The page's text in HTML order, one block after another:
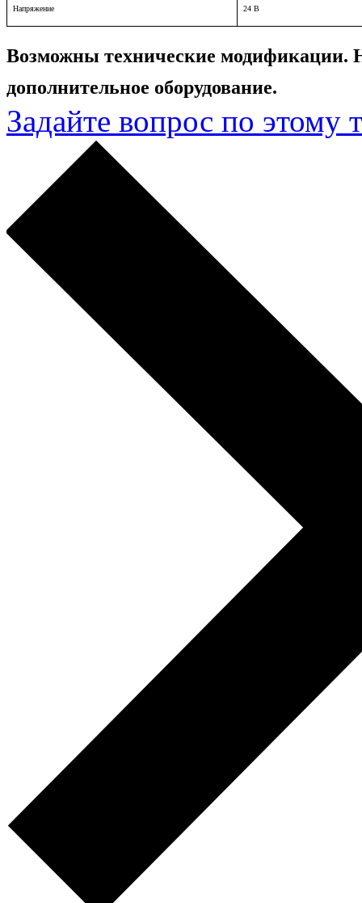
Напряжение 24 В
Возможны технические модификации.
дополнительное оборудование.
Задайте вопрос по этому